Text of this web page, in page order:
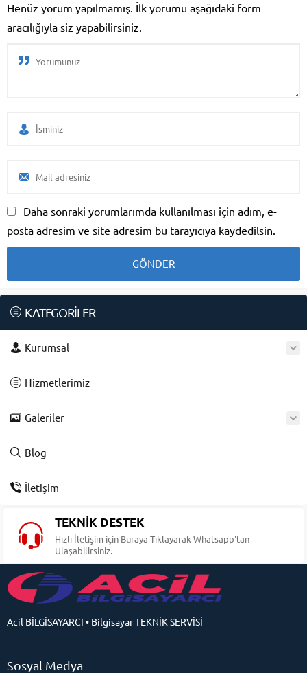
...
Henüz yorum yapılmamış. İlk yorumu aşağıdaki form
aracılığıyla siz yapabilirsiniz.
Daha sonraki yorumlarımda kullanılması için adım, e-
posta adresim ve site adresim bu tarayıcıya kaydedilsin.
KATEGORİLER
Kurumsal
Hizmetlerimiz
Galeriler
Blog
İletişim
TEKNİK DESTEK
Hızlı İletişim için Buraya Tıklayarak Whatsapp'tan
Ulaşabilirsiniz.
Acil BİLGİSAYARCI • Bilgisayar TEKNİK SERVİSİ
Sosyal Medya